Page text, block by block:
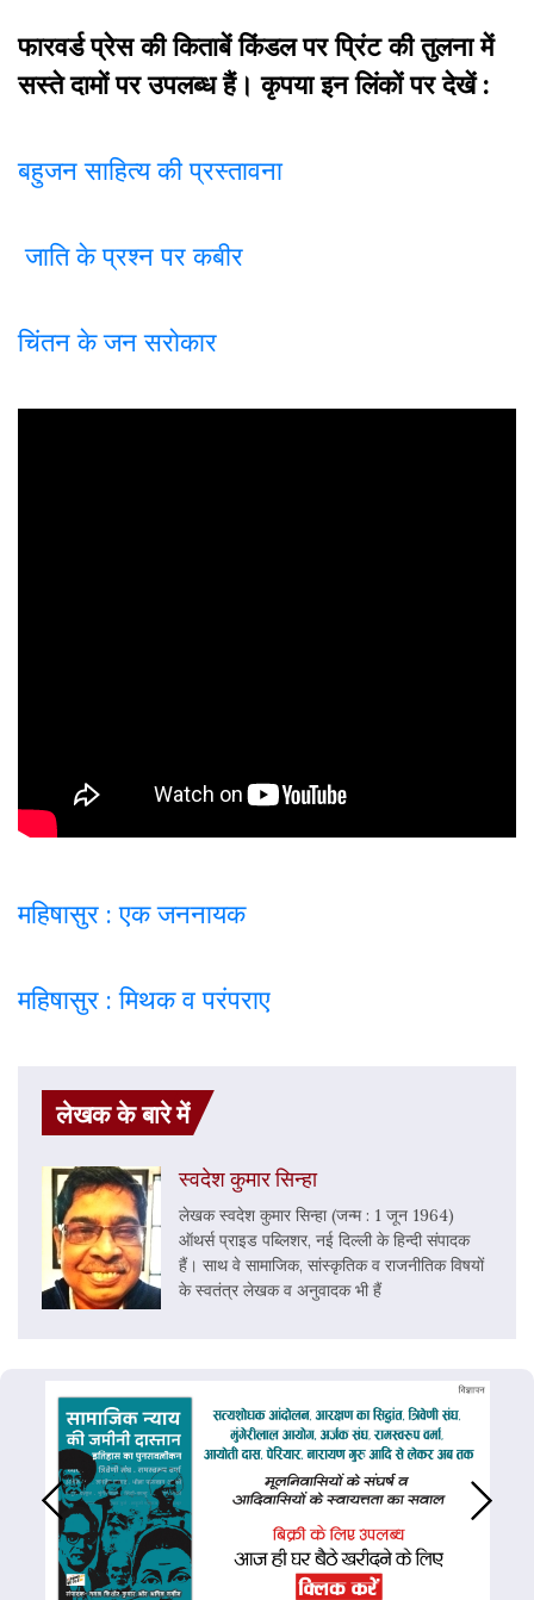
फारवर्ड प्रेस की किताबें किंडल पर प्रिंट की तुलना में
सस्ते दामों पर उपलब्ध हैं। कृपया इन लिंकों पर देखें :
बहुजन साहित्य की प्रस्तावना
जाति के प्रश्न पर कबीर
चिंतन के जन सरोकार
महिषासुर : एक जननायक
महिषासुर : मिथक व परंपराए
लेखक के बारे में
स्वदेश कुमार सिन्हा
लेखक स्वदेश कुमार सिन्हा (जन्म : 1 जून 1964)
ऑथर्स प्राइड पब्लिशर, नई दिल्ली के हिन्दी संपादक
हैं। साथ वे सामाजिक, सांस्कृतिक व राजनीतिक विषयों
के स्वतंत्र लेखक व अनुवादक भी हैं